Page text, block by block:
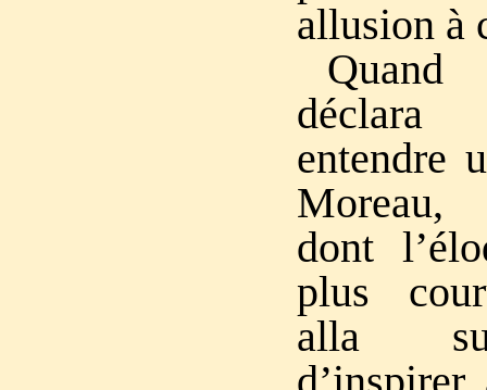
allusion à
déclara
entendre
Moreau,
dont
plus
alla